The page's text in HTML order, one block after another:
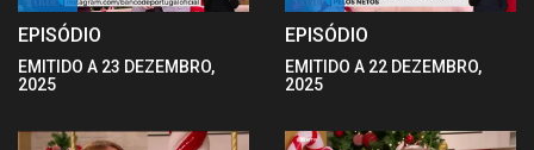
EPISÓDIO
EMITIDO A 23 DEZEMBRO,
2025
EPISÓDIO
EMITIDO A 22 DEZEMBRO,
2025